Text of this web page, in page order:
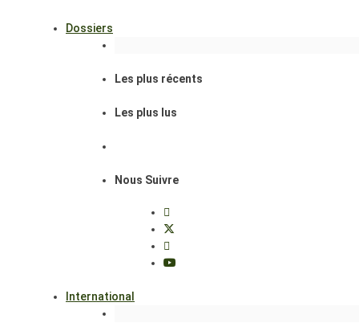
Dossiers
Les plus récents
Les plus lus
Nous Suivre
International